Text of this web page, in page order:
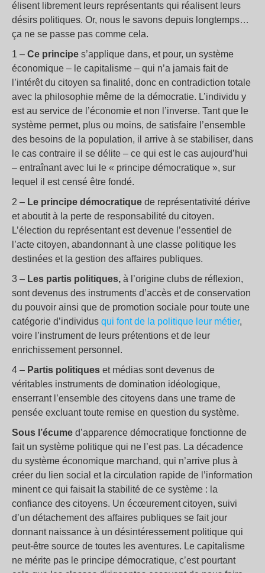
élisent librement leurs représentants qui réalisent leurs
désirs politiques. Or, nous le savons depuis longtemps…
ça ne se passe pas comme cela.
1 – Ce principe s’applique dans, et pour, un système
économique – le capitalisme – qui n’a jamais fait de
l’intérêt du citoyen sa finalité, donc en contradiction totale
avec la philosophie même de la démocratie. L’individu y
est au service de l’économie et non l’inverse. Tant que le
système permet, plus ou moins, de satisfaire l’ensemble
des besoins de la population, il arrive à se stabiliser, dans
le cas contraire il se délite – ce qui est le cas aujourd’hui
– entraînant avec lui le « principe démocratique », sur
lequel il est censé être fondé.
2 – Le principe démocratique de représentativité dérive
et aboutit à la perte de responsabilité du citoyen.
L’élection du représentant est devenue l’essentiel de
l’acte citoyen, abandonnant à une classe politique les
destinées et la gestion des affaires publiques.
3 – Les partis politiques, à l’origine clubs de réflexion,
sont devenus des instruments d’accès et de conservation
du pouvoir ainsi que de promotion sociale pour toute une
catégorie d’individus qui font de la politique leur métier,
voire l’instrument de leurs prétentions et de leur
enrichissement personnel.
4 – Partis politiques et médias sont devenus de
véritables instruments de domination idéologique,
enserrant l’ensemble des citoyens dans une trame de
pensée excluant toute remise en question du système.
Sous l’écume d’apparence démocratique fonctionne de
fait un système politique qui ne l’est pas. La décadence
du système économique marchand, qui n’arrive plus à
créer du lien social et la circulation rapide de l’information
minent ce qui faisait la stabilité de ce système : la
confiance des citoyens. Un écœurement citoyen, suivi
d’un détachement des affaires publiques se fait jour
donnant naissance à un désintéressement politique qui
peut-être source de toutes les aventures. Le capitalisme
ne mérite pas le principe démocratique, c’est pourtant